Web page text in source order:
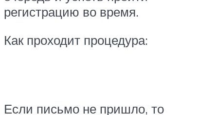
регистрацию во время.
Как проходит процедура:
Если письмо не пришло, то